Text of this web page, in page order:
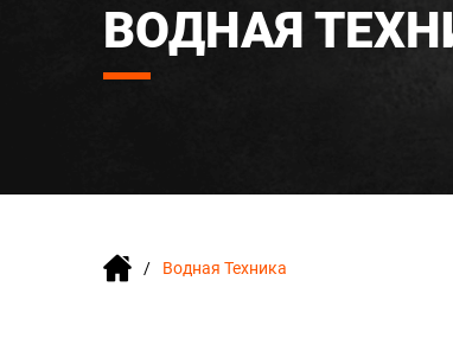
ВОДНАЯ
Водная Техника